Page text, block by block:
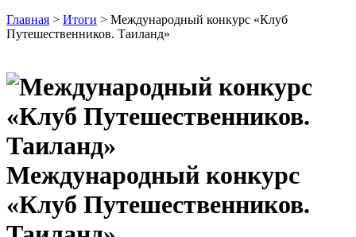
Главная > Итоги > Международный конкурс «Клуб
Путешественников. Таиланд»
Международный конкурс
«Клуб Путешественников.